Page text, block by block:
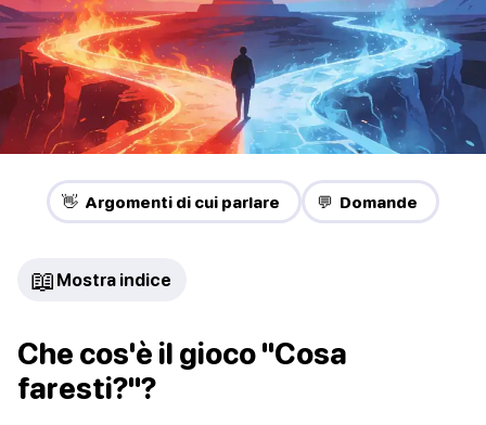
👋 Argomenti di cui parlare 💬 Domande
📖 Mostra indice
Che cos'è il gioco "Cosa
faresti?"?